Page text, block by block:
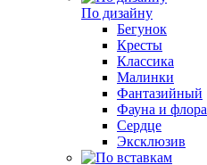
По дизайну
Бегунок
Кресты
Классика
Малинки
Фантазийный
Фауна и флора
Сердце
Эксклюзив